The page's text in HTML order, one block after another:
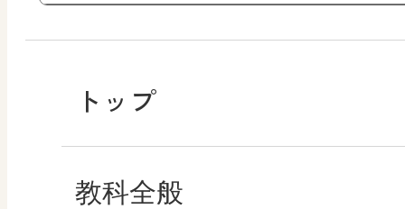
トップ
教科全般